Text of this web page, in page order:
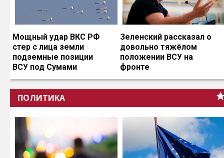
Мощный удар ВКС РФ
стер с лица земли
подземные позиции
ВСУ под Сумами
Зеленский рассказал о
довольно тяжёлом
положении ВСУ на
фронте
ПОЛИТИКА